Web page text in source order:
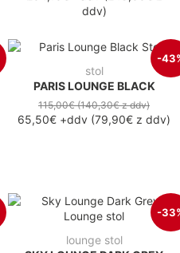
ddv)
-
stol
PARIS LOUNGE BLACK
115,00€(140,30€z ddv)
65,50€ +ddv (79,90€ z ddv)
-
lounge stol